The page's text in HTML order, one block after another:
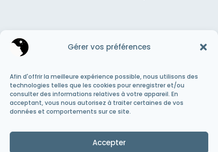
Gérer vos préférences
Afin d'offrir la meilleure expérience possible, nous utilisons des
technologies telles que les cookies pour enregistrer et/ou
consulter des informations relatives à votre appareil. En
acceptant, vous nous autorisez à traiter certaines de vos
données et comportements sur ce site.
Accepter
Adhérer
Faire un don